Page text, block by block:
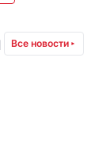
Все новости